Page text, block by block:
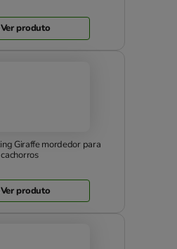
Ver produto
Giraffe mordedor para
cachorros
Ver produto